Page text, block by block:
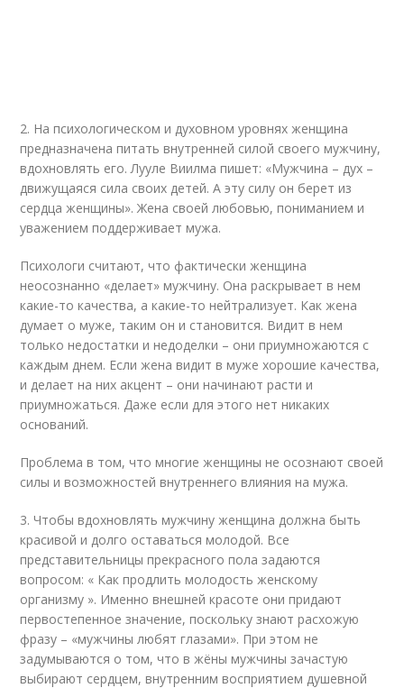
2. На психологическом и духовном уровнях женщина
предназначена питать внутренней силой своего мужчину,
вдохновлять его. Лууле Виилма пишет: «Мужчина – дух –
движущаяся сила своих детей. А эту силу он берет из
сердца женщины». Жена своей любовью, пониманием и
уважением поддерживает мужа.
Психологи считают, что фактически женщина
неосознанно «делает» мужчину. Она раскрывает в нем
какие-то качества, а какие-то нейтрализует. Как жена
думает о муже, таким он и становится. Видит в нем
только недостатки и недоделки – они приумножаются с
каждым днем. Если жена видит в муже хорошие качества,
и делает на них акцент – они начинают расти и
приумножаться. Даже если для этого нет никаких
оснований.
Проблема в том, что многие женщины не осознают своей
силы и возможностей внутреннего влияния на мужа.
3. Чтобы вдохновлять мужчину женщина должна быть
красивой и долго оставаться молодой. Все
представительницы прекрасного пола задаются
вопросом: « Как продлить молодость женскому
организму ». Именно внешней красоте они придают
первостепенное значение, поскольку знают расхожую
фразу – «мужчины любят глазами». При этом не
задумываются о том, что в жёны мужчины зачастую
выбирают сердцем, внутренним восприятием душевной